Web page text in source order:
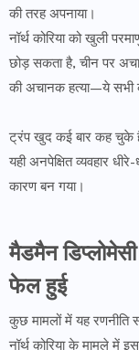
की तरह अपनाया।
नॉर्थ कोरिया को खुली
छोड़ सकता है, चीन पर
की अचानक हत्या—ये सभी
ट्रंप खुद कई बार कह चुके हैं
यही अनपेक्षित व्यवहार
कारण बन गया।
मैडमैन
फेल हुई
कुछ मामलों में यह रणनीति
नॉर्थ कोरिया के मामले